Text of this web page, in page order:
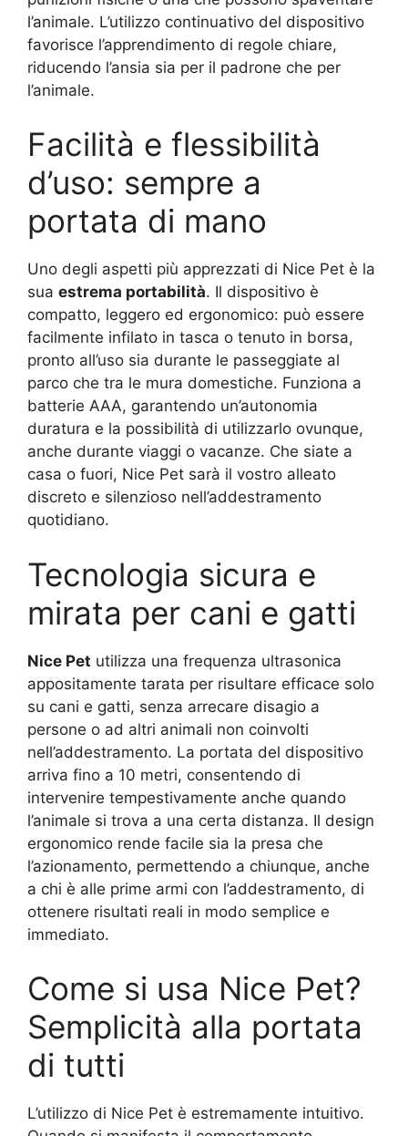
l’animale. L’utilizzo continuativo del dispositivo
favorisce l’apprendimento di regole chiare,
riducendo l’ansia sia per il padrone che per
l’animale.
Facilità e flessibilità
d’uso: sempre a
portata di mano
Uno degli aspetti più apprezzati di Nice Pet è la
sua estrema portabilità. Il dispositivo è
compatto, leggero ed ergonomico: può essere
facilmente infilato in tasca o tenuto in borsa,
pronto all’uso sia durante le passeggiate al
parco che tra le mura domestiche. Funziona a
batterie AAA, garantendo un’autonomia
duratura e la possibilità di utilizzarlo ovunque,
anche durante viaggi o vacanze. Che siate a
casa o fuori, Nice Pet sarà il vostro alleato
discreto e silenzioso nell’addestramento
quotidiano.
Tecnologia sicura e
mirata per cani e gatti
Nice Pet utilizza una frequenza ultrasonica
appositamente tarata per risultare efficace solo
su cani e gatti, senza arrecare disagio a
persone o ad altri animali non coinvolti
nell’addestramento. La portata del dispositivo
arriva fino a 10 metri, consentendo di
intervenire tempestivamente anche quando
l’animale si trova a una certa distanza. Il design
ergonomico rende facile sia la presa che
l’azionamento, permettendo a chiunque, anche
a chi è alle prime armi con l’addestramento, di
ottenere risultati reali in modo semplice e
immediato.
Come si usa Nice Pet?
Semplicità alla portata
di tutti
L’utilizzo di Nice Pet è estremamente intuitivo.